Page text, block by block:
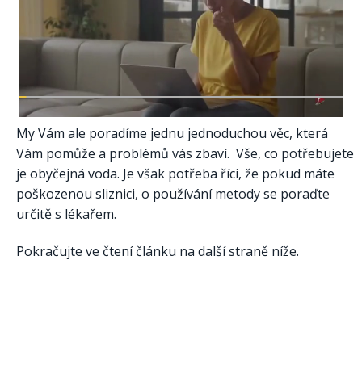
My Vám ale poradíme jednu jednoduchou věc, která
Vám pomůže a problémů vás zbaví. Vše, co potřebujete
je obyčejná voda. Je však potřeba říci, že pokud máte
poškozenou sliznici, o používání metody se poraďte
určitě s lékařem.
Pokračujte ve čtení článku na další straně níže.